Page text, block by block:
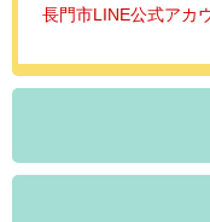
長門市LINE公式アカ